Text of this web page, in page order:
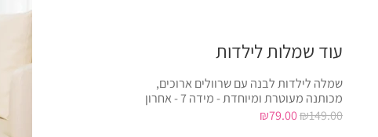
עוד שמלות לילדות
שמלה לילדות לבנה עם שרוולים ארוכים,
מכותנה מעוטרת ומיוחדת - מידה 7 - אחרון
₪149.00
המחיר₪79.00